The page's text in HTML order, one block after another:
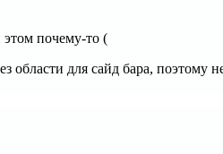
этом почему-то (
области для сайд бара,